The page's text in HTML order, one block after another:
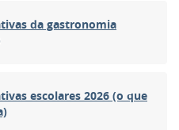
da gastronomia
escolares 2026 (o que